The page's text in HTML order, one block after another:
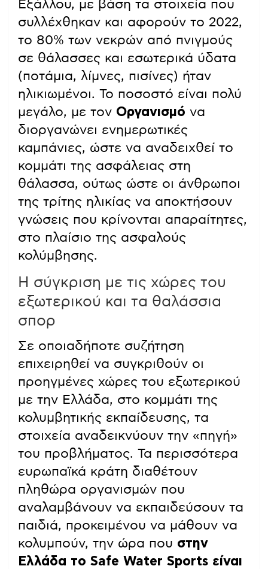
Εξάλλου, με βάση τα στοιχεία που
συλλέχθηκαν και αφορούν το 2022,
το 80% των νεκρών από πνιγμούς
σε θάλασσες και εσωτερικά ύδατα
(ποτάμια, λίμνες, πισίνες) ήταν
ηλικιωμένοι. Το ποσοστό είναι πολύ
μεγάλο, με τον Οργανισμό να
διοργανώνει ενημερωτικές
καμπάνιες, ώστε να αναδειχθεί το
κομμάτι της ασφάλειας στη
θάλασσα, ούτως ώστε οι άνθρωποι
της τρίτης ηλικίας να αποκτήσουν
γνώσεις που κρίνονται απαραίτητες,
στο πλαίσιο της ασφαλούς
κολύμβησης.
Η σύγκριση με τις χώρες του
εξωτερικού και τα θαλάσσια
σπορ
Σε οποιαδήποτε συζήτηση
επιχειρηθεί να συγκριθούν οι
προηγμένες χώρες του εξωτερικού
με την Ελλάδα, στο κομμάτι της
κολυμβητικής εκπαίδευσης, τα
στοιχεία αναδεικνύουν την «πηγή»
του προβλήματος. Τα περισσότερα
ευρωπαϊκά κράτη διαθέτουν
πληθώρα οργανισμών που
αναλαμβάνουν να εκπαιδεύσουν τα
παιδιά, προκειμένου να μάθουν να
κολυμπούν, την ώρα που στην
Ελλάδα το Safe Water Sports είναι